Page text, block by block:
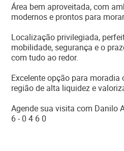
Área bem aproveitada, com
modernos e prontos para
Localização privilegiada,
mobilidade, segurança e o
com tudo ao redor.
Excelente opção para
região de alta liquidez e
Agende sua visita com Danilo
6 - 0 4 6 0